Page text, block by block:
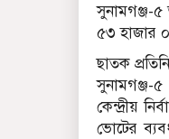
সুনামগঞ্জ-
৫৩ হাজার
ছাতক
সুনামগঞ্জ-৫
কেন্দ্রীয়
ভোটের